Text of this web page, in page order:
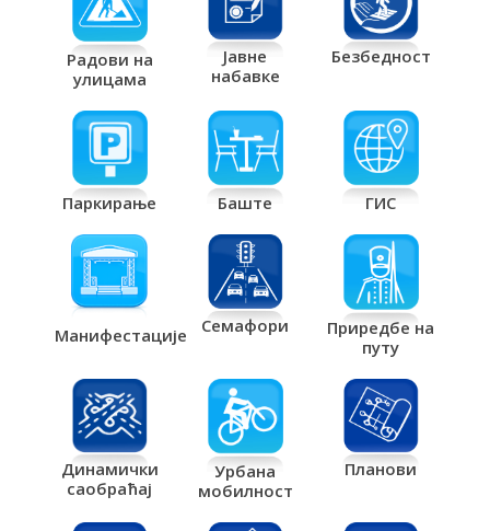
Радови на
улицама
Јавне
набавке
Безбедност
Паркирање Баште ГИС
Манифестације Семафори
Приредбе на
путу
Динамички
саобраћај
Урбана
мобилност
Планови